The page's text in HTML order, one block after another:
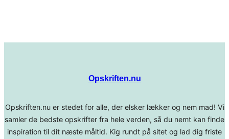
Opskriften.nu
Opskriften.nu er stedet for alle, der elsker lækker og nem mad! Vi
samler de bedste opskrifter fra hele verden, så du nemt kan finde
inspiration til dit næste måltid. Kig rundt på sitet og lad dig friste